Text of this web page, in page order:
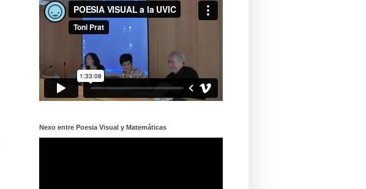
Nexo entre Poesia Visual y Matemáticas